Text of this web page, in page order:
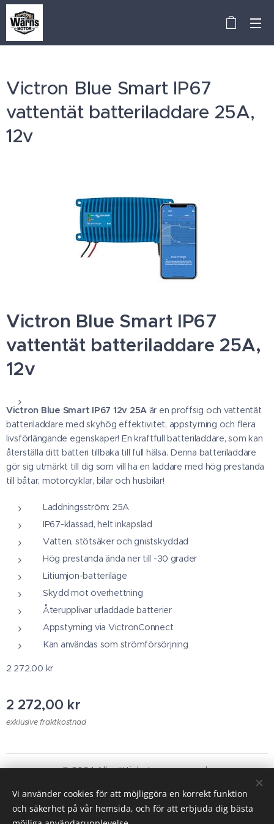
Victron Blue Smart IP67
vattentät batteriladdare 25A,
12v
Victron Blue Smart IP67
vattentät batteriladdare 25A,
12v
Victron Blue Smart IP67 12v 25A är en proffsig och vattentät
batteriladdare med skyhög effektivitet, appstyrning och flera
livsförlängande egenskaper! En kraftfull batteriladdare, som kan
återställa ditt batteri tillbaka till full hälsa. Denna batteriladdare
gör sig utmärkt till dig som vill ha en laddare med hög prestanda
till båtar, motorcyklar, bilar och husbilar!
Laddningsström: 25A
IP67-klassad, helt inkapslad
Vatten, stötsäker och gnistskyddad
Hög prestanda ända ner till -30 grader
Litiumjon-batteriläge
Skydd mot överhettning
Återupplivar urladdade batterier
Appstyrning via VictronConnect
Kan användas som strömförsörjning
2 272,00 kr
2 272,00 kr
exklusive fraktkostnad
© 2024 Alla rättigheter reserverade
Bilvård
Cookies
Vi använder cookies för att möjliggöra en korrekt funktion
och säkerhet på vår hemsida, och för att erbjuda dig bästa